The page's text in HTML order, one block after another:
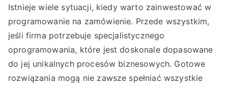
Istnieje wiele sytuacji, kiedy warto zainwestować w
programowanie na zamówienie. Przede wszystkim,
jeśli firma potrzebuje specjalistycznego
oprogramowania, które jest doskonale dopasowane
do jej unikalnych procesów biznesowych. Gotowe
rozwiązania mogą nie zawsze spełniać wszystkie